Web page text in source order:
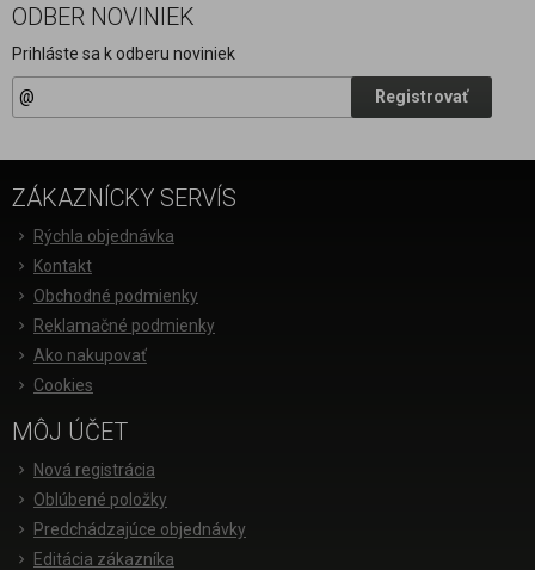
ODBER NOVINIEK
Prihláste sa k odberu noviniek
Registrovať
ZÁKAZNÍCKY SERVÍS
Rýchla objednávka
Kontakt
Obchodné podmienky
Reklamačné podmienky
Ako nakupovať
Cookies
MÔJ ÚČET
Nová registrácia
Oblúbené položky
Predchádzajúce objednávky
Editácia zákazníka